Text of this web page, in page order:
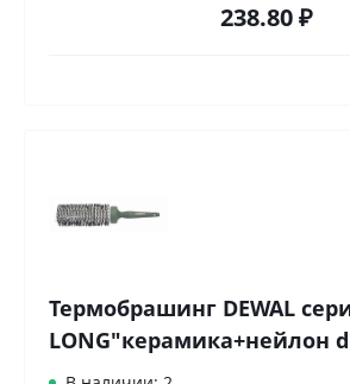
238.80 ₽
Термобрашинг DEWAL
LONG"керамика+нейлон